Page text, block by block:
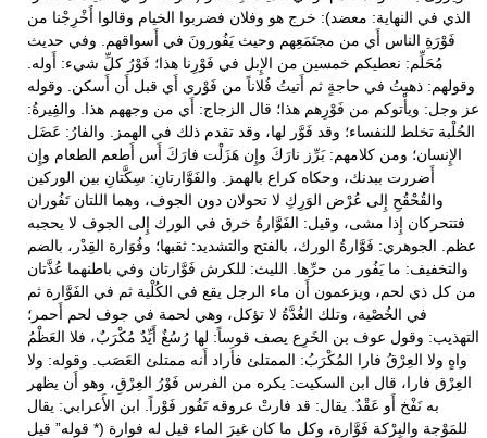
الذي في النهاية: معضد): خرج هو وفلان فضربوا الخيام وقالوا أَخْرِجْنا من
فَوْرَةِ الناس أَي من مجتَمَعِهم وحيث يَفُورونَ في أَسواقهم. وفي حديث
مُحَلِّم: نعطيكم خمسين من الإِبل في فَوْرِنا هذا؛ فَوْرُ كلِّ شيء: أَوله.
وقولهم: ذهبتُ في حاجةٍ ثم أَتيتُ فُلاناً من فَوْري أَي قبل أَن أَسكن. وقوله
عز وجل: ويأْتوكم من فَوْرِهم هذا؛ قال الزجاج: أَي من وجههم هذا. والفِيرةُ:
الحُلْبة تخلط للنفساء؛ وقد فَوَّر لها، وقد تقدم ذلك في الهمز. والفارُ: عَضَل
الإِنسان؛ ومن كلامهم: بَرِّز نارَكَ وإِن هَزَلْت فارَكَ أَس أَطعم الطعام وإِن
أَضررت ببدنك، وحكاه كراع بالهمز. والفَوَّارتانِ: سِكَّتانِ بين الوركين
والقُحْقُحِ إِلى عُرْض الوَرِكِ لا تحولان دون الجوف، وهما اللتان تَفُوران
فتتحركان إِذا مشى، وقيل: الفَوَّارةُ خرق في الورك إِلى الجوف لا يحجبه
عظم. الجوهري: فَوَّارةُ الورك، بالفتح والتشديد: ثقبها؛ وفُوَارة القِدْر، بالضم
والتخفيف: ما يَفُور من حرِّها. الليث: للكرش فَوَّارتان وفي باطنهما عُذَّتان
من كل ذي لحم، ويزعمون أَن ماء الرجل يقع في الكُلْية ثم في الفَوَّارة ثم
في الخُصْية، وتلك الغُدَّةُ لا تؤكل، وهي لحمة في جوف لحم أَحمر؛
التهذيب: وقول عوف بن الخَرِع يصف قوساً: لها رُسُغٌ أَيِّدٌ مُكْرَبٌ، فلا العَظْمُ
واهٍ ولا العِرْقُ فارا المُكْرَبُ: الممتلئ فأَراد أَنه ممتلئ العَصَب. وقوله: ولا
العِرْق فارا، قال ابن السكيت: يكره من الفرس فَوْرُ العِرْقِ، وهو أَن يظهر
به نَفْخ أَو عَقْدٌ. يقال: قد فارتْ عروقه تَفُور فَوْراً. ابن الأَعرابي: يقال
للمَوْجة والبِرْكة فَوَّارة، وكل ما كان غيرَ الماء قيل له فوارة (* قوله” قيل